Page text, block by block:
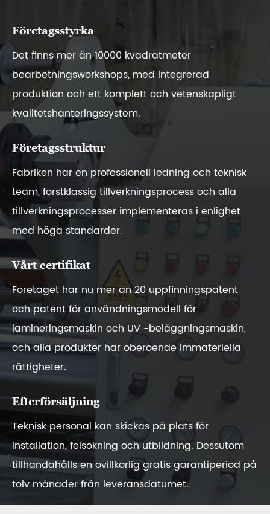
Företagsstyrka
Det finns mer än 10000 kvadratmeter
bearbetningsworkshops, med integrerad
produktion och ett komplett och vetenskapligt
kvalitetshanteringssystem.
Företagsstruktur
Fabriken har en professionell ledning och teknisk
team, förstklassig tillverkningsprocess och alla
tillverkningsprocesser implementeras i enlighet
med höga standarder.
Vårt certifikat
Företaget har nu mer än 20 uppfinningspatent
och patent för användningsmodell för
lamineringsmaskin och UV -beläggningsmaskin,
och alla produkter har oberoende immateriella
rättigheter.
Efterförsäljning
Teknisk personal kan skickas på plats för
installation, felsökning och utbildning. Dessutom
tillhandahålls en ovillkorlig gratis garantiperiod på
tolv månader från leveransdatumet.